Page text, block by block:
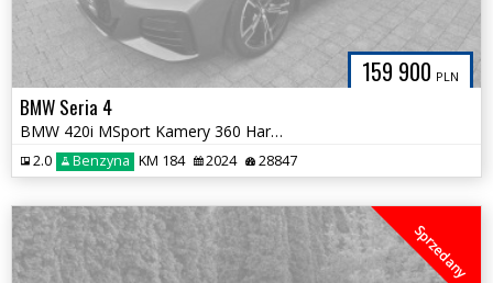
159 900 PLN
BMW Seria 4
BMW 420i MSport Kamery 360 Harman HeadUp eSIM Śliczna Tylko 28tys km
2.0 Benzyna KM 184 2024 28847
Sprzedany